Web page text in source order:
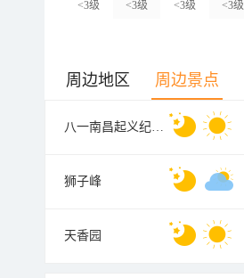
<3级 <3级 <3级 <3级
周边地区 周边景点
八一南昌起义纪念塔
狮子峰
天香园